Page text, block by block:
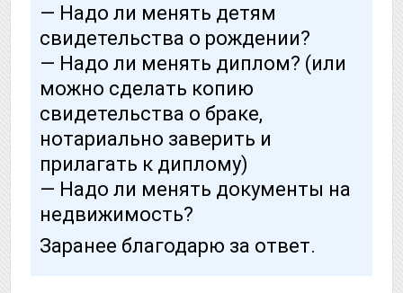
— Надо ли менять детям
свидетельства о рождении?
— Надо ли менять диплом? (или
можно сделать копию
свидетельства о браке,
нотариально заверить и
прилагать к диплому)
— Надо ли менять документы на
недвижимость?
Заранее благодарю за ответ.